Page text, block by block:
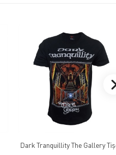
Dark Tranquillity The Gallery